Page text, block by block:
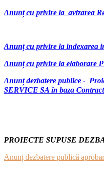
Anunț cu privire la avizarea
Anunț cu privire la indexarea
Anunț cu privire la elaborare
Anunț dezbatere publice -
SERVICE SA în baza
PROIECTE SUPUSE
Anunț dezbatere publică